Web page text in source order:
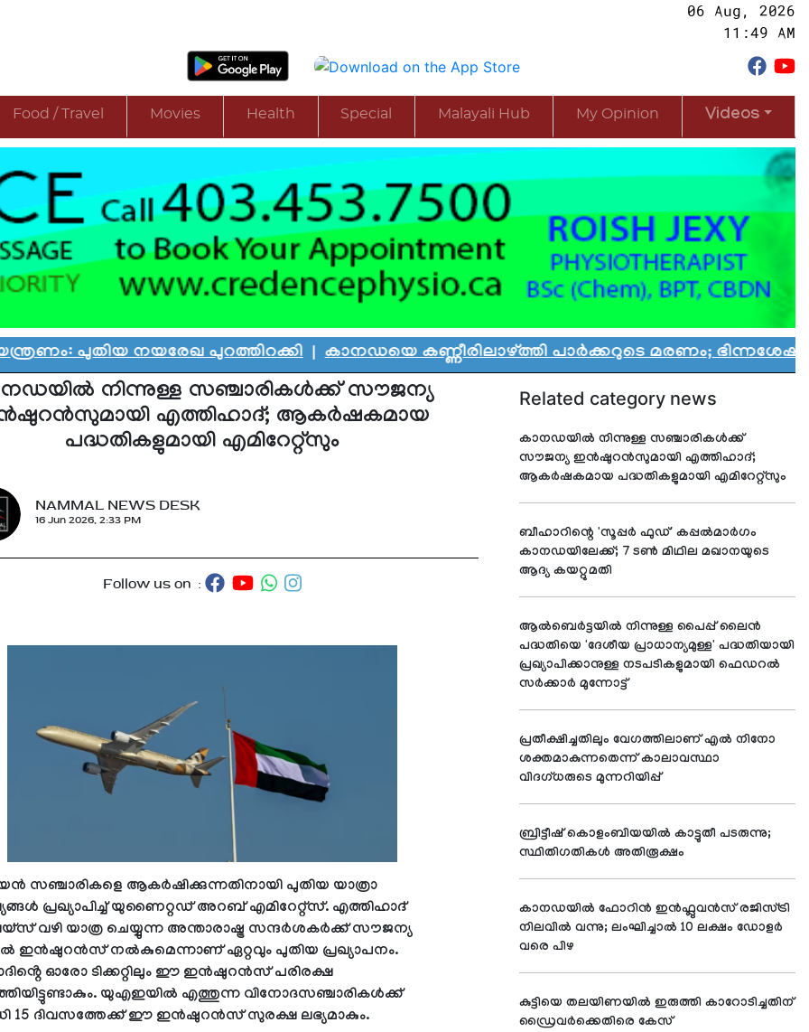
06 Aug, 2026
11:49 AM
Food / Travel Movies Health Special Malayali Hub My Opinion Videos
നയരേഖ പുറത്തിറക്കി|കാനഡയെ കണ്ണീരിലാഴ്ത്തി പാർക്കറുടെ മരണം; ഭിന്നശേഷി
നിന്നുള്ള സഞ്ചാരികൾക്ക് സൗജന്യ
എത്തിഹാദ്; ആകർഷകമായ
പദ്ധതികളുമായി എമിറേറ്റ്സും
NAMMAL NEWS DESK
16 Jun 2026, 2:33 PM
Follow us on :
സഞ്ചാരികളെ ആകർഷിക്കുന്നതിനായി പുതിയ യാത്രാ
പ്രഖ്യാപിച്ച് യുണൈറ്റഡ് അറബ് എമിറേറ്റ്സ്. എത്തിഹാദ്
വഴി യാത്ര ചെയ്യുന്ന അന്താരാഷ്ട്ര സന്ദർശകർക്ക് സൗജന്യ
ഇൻഷുറൻസ് നൽകുമെന്നാണ് ഏറ്റവും പുതിയ പ്രഖ്യാപനം.
ഓരോ ടിക്കറ്റിലും ഈ ഇൻഷുറൻസ് പരിരക്ഷ
യുഎഇയിൽ എത്തുന്ന വിനോദസഞ്ചാരികൾക്ക്
15 ദിവസത്തേക്ക് ഈ ഇൻഷുറൻസ് സുരക്ഷ ലഭ്യമാകും.
Related category news
കാനഡയിൽ നിന്നുള്ള സഞ്ചാരികൾക്ക്
സൗജന്യ ഇൻഷുറൻസുമായി എത്തിഹാദ്;
ആകർഷകമായ പദ്ധതികളുമായി എമിറേറ്റ്സും
ബീഹാറിന്റെ 'സൂപ്പര്‍ ഫുഡ്' കപ്പല്‍മാര്‍ഗം
കാനഡയിലേക്ക്; 7 ടണ്‍ മിഥില മഖാനയുടെ
ആദ്യ കയറ്റുമതി
ആൽബെർട്ടയിൽ നിന്നുള്ള പൈപ്പ് ലൈൻ
പദ്ധതിയെ 'ദേശീയ പ്രാധാന്യമുള്ള' പദ്ധതിയായി
പ്രഖ്യാപിക്കാനുള്ള നടപടികളുമായി ഫെഡറൽ
സർക്കാർ മുന്നോട്ട്
പ്രതീക്ഷിച്ചതിലും വേഗത്തിലാണ് എൽ നിനോ
ശക്തമാകുന്നതെന്ന് കാലാവസ്ഥാ
വിദഗ്ധരുടെ മുന്നറിയിപ്പ്
ബ്രിട്ടീഷ് കൊളംബിയയിൽ കാട്ടുതീ പടരുന്നു;
സ്ഥിതിഗതികൾ അതിരൂക്ഷം
കാനഡയിൽ ഫോറിൻ ഇൻഫ്ലുവൻസ് രജിസ്ട്രി
നിലവിൽ വന്നു; ലംഘിച്ചാൽ 10 ലക്ഷം ഡോളർ
വരെ പിഴ
കുട്ടിയെ തലയിണയിൽ ഇരുത്തി കാറോടിച്ചതിന്
ഡ്രൈവർക്കെതിരെ കേസ്